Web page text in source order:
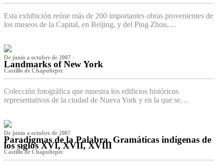
Esta exhibición reúne más de 200 importantes obras provenientes de
los museos de la Capital, en Beijing, y del Ping Zhou,…
De junio a octubre de 2007
Landmarks of New York
Castillo de Chapultepec
Colección fotográfica que muestra los edificios históricos
representativos de la ciudad de Nueva York y en la que se…
De junio a octubre de 2007
Paradigmas de la Palabra. Gramáticas indígenas de
los siglos XVI, XVII, XVIII
Castillo de Chapultepec